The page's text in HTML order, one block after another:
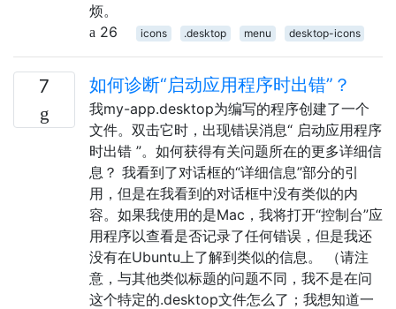
烦。
26
icons .desktop menu desktop-icons
7 如何诊断“启动应用程序时出错”？
我my-app.desktop为编写的程序创建了一个
文件。双击它时，出现错误消息“ 启动应用程序
时出错 ”。如何获得有关问题所在的更多详细信
息？ 我看到了对话框的“详细信息”部分的引
用，但是在我看到的对话框中没有类似的内
容。如果我使用的是Mac，我将打开“控制台”应
用程序以查看是否记录了任何错误，但是我还
没有在Ubuntu上了解到类似的信息。 （请注
意，与其他类似标题的问题不同，我不是在问
这个特定的.desktop文件怎么了；我想知道一